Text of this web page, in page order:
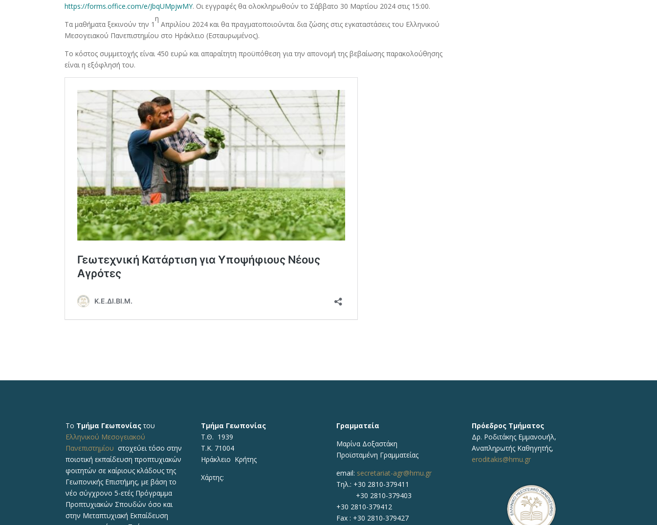
https://forms.office.com/e/JbqUMpjwMY. Οι εγγραφές θα ολοκληρωθούν το Σάββατο 30 Μαρτίου 2024 στις 15:00.
Τα μαθήματα ξεκινούν την 1
η
Απριλίου 2024 και θα πραγματοποιούνται δια ζώσης στις εγκαταστάσεις του Ελληνικού
Μεσογειακού Πανεπιστημίου στο Ηράκλειο (Εσταυρωμένος).
Το κόστος συμμετοχής είναι 450 ευρώ και απαραίτητη προϋπόθεση για την απονομή της βεβαίωσης παρακολούθησης
είναι η εξόφλησή του.
Το Τμήμα Γεωπονίαςτου
Ελληνικού Μεσογειακού
Πανεπιστημίου στοχεύει τόσο στην
ποιοτική εκπαίδευση προπτυχιακών
φοιτητών σε καίριους κλάδους της
Γεωπονικής Επιστήμης, με βάση το
νέο σύγχρονο 5-ετές Πρόγραμμα
Προπτυχιακών Σπουδών όσο και
στην Μεταπτυχιακή Εκπαίδευση
Τμήμα Γεωπονίας
Τ.Θ. 1939
Τ.Κ. 71004
Ηράκλειο Κρήτης
Χάρτης:
Γραμματεία
Μαρίνα Δοξαστάκη
Προϊσταμένη Γραμματείας
email: secretariat-agr@hmu.gr
Τηλ.: +30 2810-379411
+30 2810-379403
+30 2810-379412
Fax : +30 2810-379427
Πρόεδρος Τμήματος
Δρ. Ροδιτάκης Εμμανουήλ,
Αναπληρωτής Καθηγητής,
eroditakis@hmu.gr